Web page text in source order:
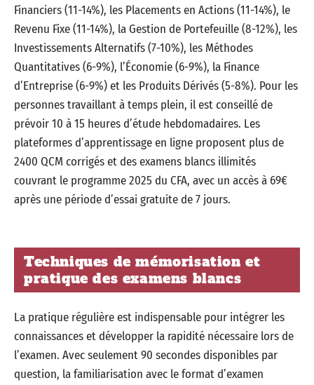
Financiers (11-14%), les Placements en Actions (11-14%), le
Revenu Fixe (11-14%), la Gestion de Portefeuille (8-12%), les
Investissements Alternatifs (7-10%), les Méthodes
Quantitatives (6-9%), l’Économie (6-9%), la Finance
d’Entreprise (6-9%) et les Produits Dérivés (5-8%). Pour les
personnes travaillant à temps plein, il est conseillé de
prévoir 10 à 15 heures d’étude hebdomadaires. Les
plateformes d’apprentissage en ligne proposent plus de
2400 QCM corrigés et des examens blancs illimités
couvrant le programme 2025 du CFA, avec un accès à 69€
après une période d’essai gratuite de 7 jours.
Techniques de mémorisation et
pratique des examens blancs
La pratique régulière est indispensable pour intégrer les
connaissances et développer la rapidité nécessaire lors de
l’examen. Avec seulement 90 secondes disponibles par
question, la familiarisation avec le format d’examen